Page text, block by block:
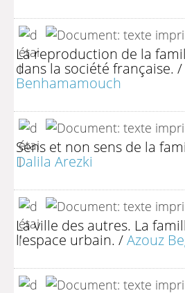
La reproduction de la
dans la société française. /
Benhamamouch
Sens et non sens de la
Dalila Arezki
La ville des autres. La
l'espace urbain. /Azouz